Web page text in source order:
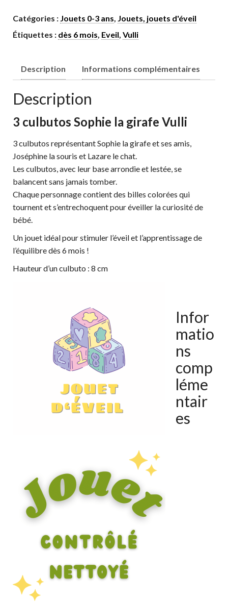
Catégories : Jouets 0-3 ans Jouets, jouets d'éveil
Étiquettes : dès 6 mois Eveil Vulli
Description Informations complémentaires
Description
3 culbutos Sophie la girafe Vulli
3 culbutos représentant Sophie la girafe et ses amis,
Joséphine la souris et Lazare le chat.
Les culbutos, avec leur base arrondie et lestée, se
balancent sans jamais tomber.
Chaque personnage contient des billes colorées qui
tournent et s’entrechoquent pour éveiller la curiosité de
bébé.
Un jouet idéal pour stimuler l’éveil et l’apprentissage de
l’équilibre dès 6 mois !
Hauteur d’un culbuto : 8 cm
Infor
matio
ns
comp
léme
ntair
es